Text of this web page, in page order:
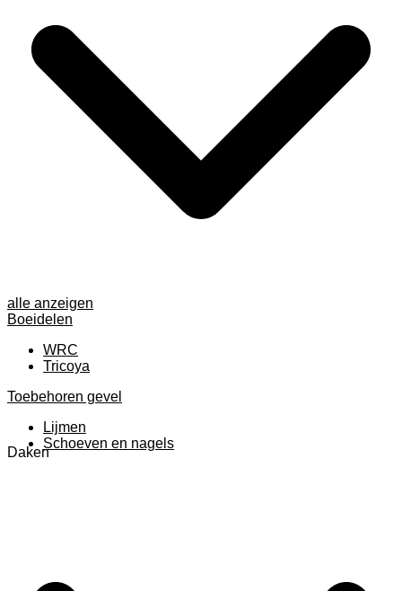
alle anzeigen
Boeidelen
WRC
Tricoya
Toebehoren gevel
Lijmen
Schoeven en nagels
Daken